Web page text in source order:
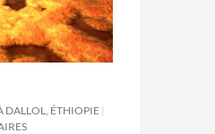
DALLOL, ÉTHIOPIE